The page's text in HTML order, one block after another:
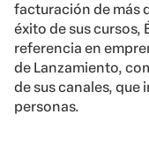
facturación de más
éxito de sus cursos,
referencia en
de Lanzamiento,
de sus canales, que
personas.